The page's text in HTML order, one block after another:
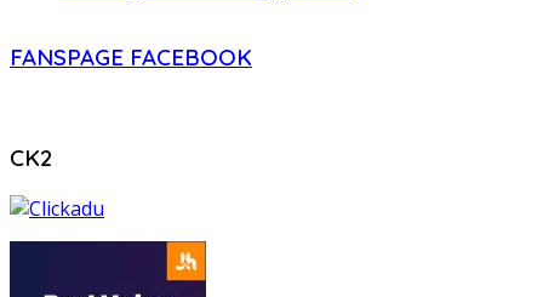
FANSPAGE FACEBOOK
CK2